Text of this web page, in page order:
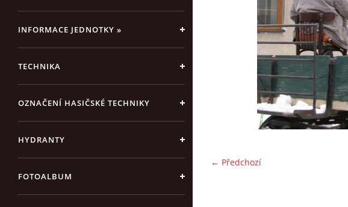
INFORMACE JEDNOTKY »
TECHNIKA
OZNAČENÍ HASIČSKÉ TECHNIKY
HYDRANTY
FOTOALBUM
← Předchozí